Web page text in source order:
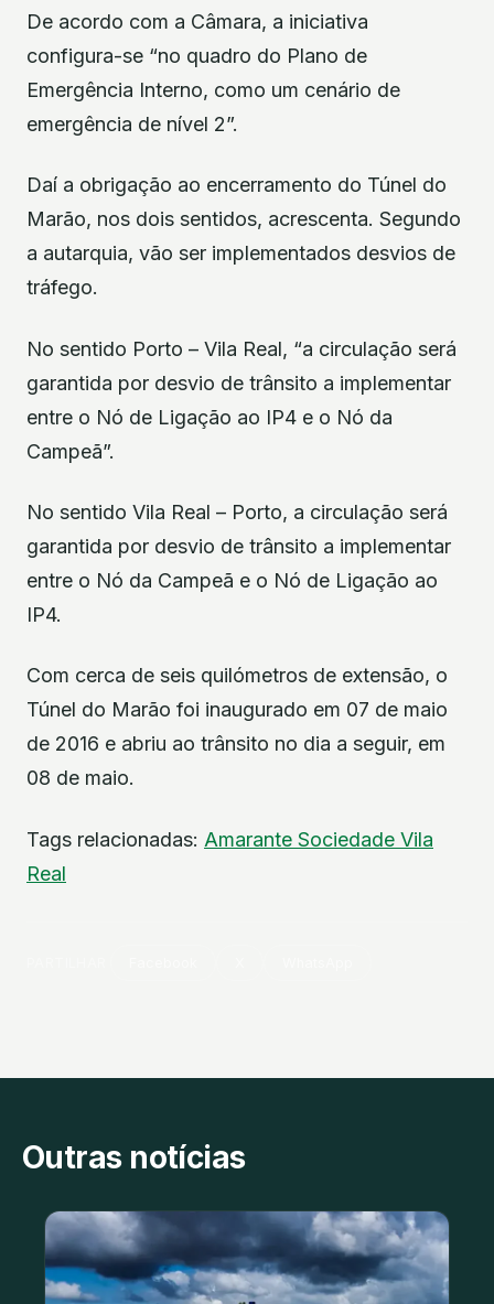
De acordo com a Câmara, a iniciativa
configura-se “no quadro do Plano de
Emergência Interno, como um cenário de
emergência de nível 2”.
Daí a obrigação ao encerramento do Túnel do
Marão, nos dois sentidos, acrescenta. Segundo
a autarquia, vão ser implementados desvios de
tráfego.
No sentido Porto – Vila Real, “a circulação será
garantida por desvio de trânsito a implementar
entre o Nó de Ligação ao IP4 e o Nó da
Campeã”.
No sentido Vila Real – Porto, a circulação será
garantida por desvio de trânsito a implementar
entre o Nó da Campeã e o Nó de Ligação ao
IP4.
Com cerca de seis quilómetros de extensão, o
Túnel do Marão foi inaugurado em 07 de maio
de 2016 e abriu ao trânsito no dia a seguir, em
08 de maio.
Tags relacionadas: Amarante Sociedade Vila
Real
Outras notícias